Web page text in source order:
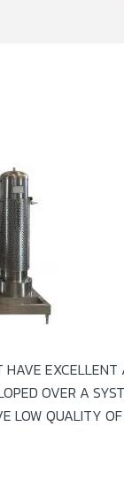
HAVE
OVER A
LOW QUALITY